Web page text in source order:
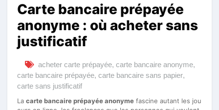
Carte bancaire prépayée
anonyme : où acheter sans
justificatif
acheter carte prépayée, carte bancaire anonyme,
carte bancaire prépayée, carte bancaire sans papier,
carte sans justificatif
La carte bancaire prépayée anonyme fascine autant les jou